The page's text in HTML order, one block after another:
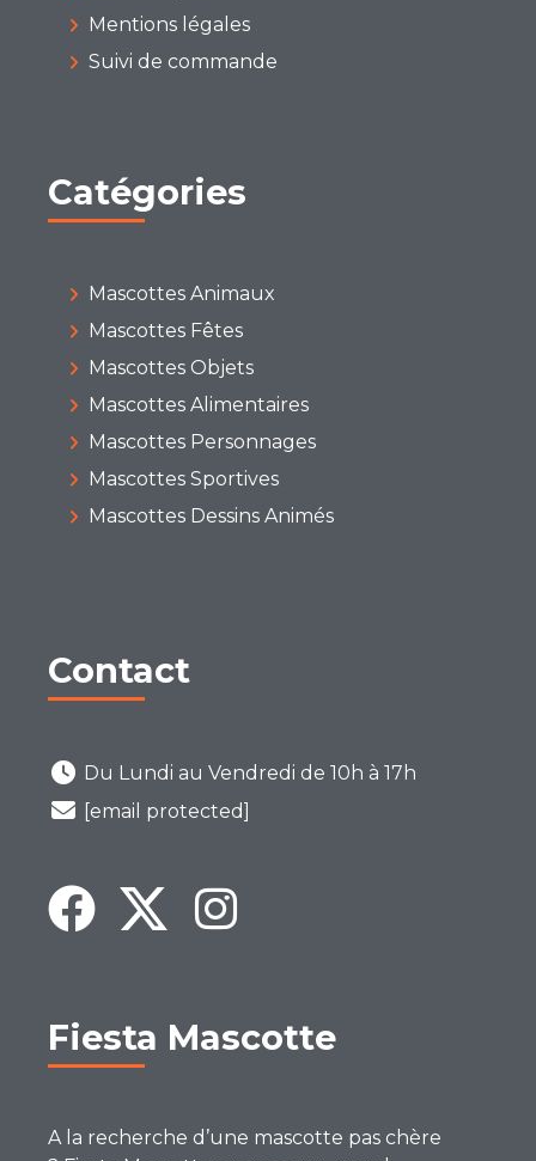
Mentions légales
Suivi de commande
Catégories
Mascottes Animaux
Mascottes Fêtes
Mascottes Objets
Mascottes Alimentaires
Mascottes Personnages
Mascottes Sportives
Mascottes Dessins Animés
Contact
Du Lundi au Vendredi de 10h à 17h
[email protected]
Fiesta Mascotte
A la recherche d’une mascotte pas chère